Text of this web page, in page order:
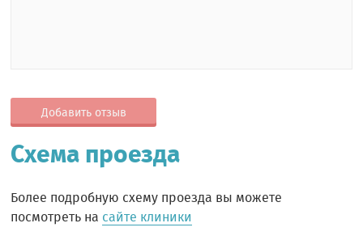
Добавить отзыв
Схема проезда
Более подробную схему проезда вы можете
посмотреть на сайте клиники